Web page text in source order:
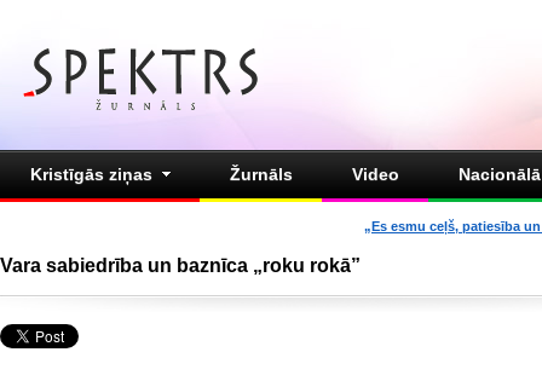
Kristīgās ziņas Žurnāls Video
„Es esmu ceļš, patiesība
Vara sabiedrība un baznīca „roku rokā”